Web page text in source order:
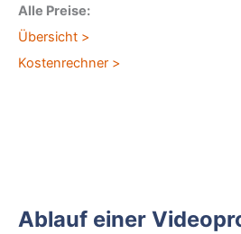
Alle Preise:
Übersicht >
Kostenrechner >
Ablauf einer